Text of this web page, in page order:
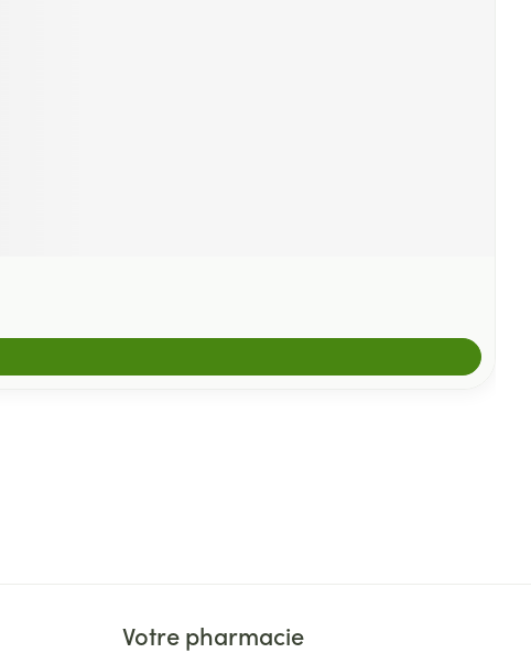
Votre pharmacie